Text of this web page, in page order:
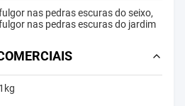
nas pedras escuras do seixo,
nas pedras escuras do jardim
1kg